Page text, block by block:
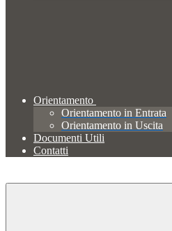
Orientamento
Orientamento in Entrata
Orientamento in Uscita
Documenti Utili
Contatti